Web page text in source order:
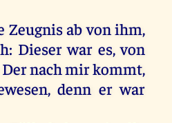
Zeugnisabvonihm,
: Dieser war es,von
Dernachmirkommt,
,denn er war